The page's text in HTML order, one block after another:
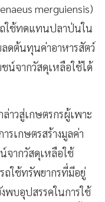
merguiensis)
ถใช้ทดแทนปลาป่นใน
ลดต้นทุนค่าอาหารสัตว์
น์จากวัสดุเหลือใช้ได้
าวสู่เกษตรกรผู้เพาะ
รเกษตรสร้างมูลค่า
จากวัสดุเหลือใช้
ถใช้ทรัพยากรที่มีอยู่
พบอุปสรรคในการใช้